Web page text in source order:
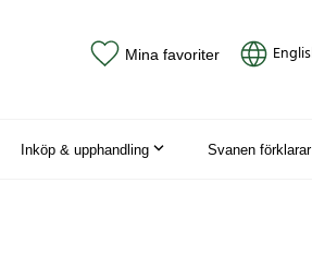
Mina favoriter
Inköp & upphandling Svanen förklarar